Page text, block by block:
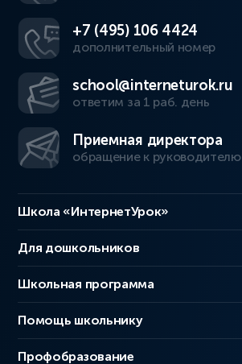
+7 (495) 106 4424
дополнительный номер
school@interneturok.ru
ответим за 1 раб. день
Приемная директора
обращение к руководителю
Школа «ИнтернетУрок»
Для дошкольников
Школьная программа
Помощь школьнику
Профобразование